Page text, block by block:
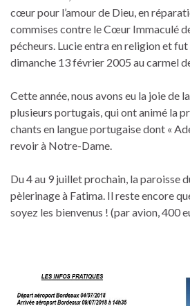
cœur pour l’amour de Dieu, en
commises contre le Cœur Immaculé
pécheurs. Lucie entra en religion et
dimanche 13 février 2005 au carmel
Cette année, nous avons eu la joie de
plusieurs portugais, qui ont animé la
chants en langue portugaise dont «
revoir à Notre-Dame.
Du 4 au 9 juillet prochain, la paroisse
pèlerinage à Fatima. Il reste encore
soyez les bienvenus ! (par avion, 400